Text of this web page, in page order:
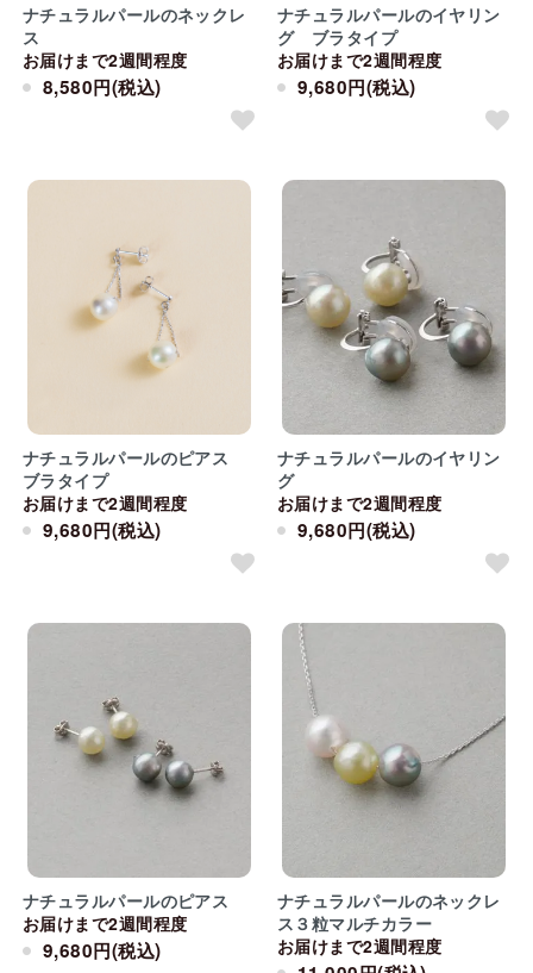
ナチュラルパールのネックレ
ス
お届けまで2週間程度
8,580円(税込)
ナチュラルパールのイヤリン
グ ブラタイプ
お届けまで2週間程度
9,680円(税込)
ナチュラルパールのピアス
ブラタイプ
お届けまで2週間程度
9,680円(税込)
ナチュラルパールのイヤリン
グ
お届けまで2週間程度
9,680円(税込)
ナチュラルパールのピアス
お届けまで2週間程度
9,680円(税込)
ナチュラルパールのネックレ
ス３粒マルチカラー
お届けまで2週間程度